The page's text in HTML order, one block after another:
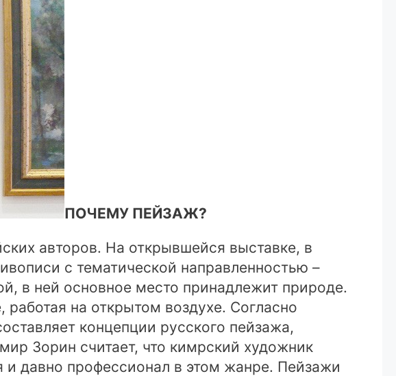
ПОЧЕМУ ПЕЙЗАЖ?
авторов. На открывшейся выставке, в
с тематической направленностью –
в ней основное место принадлежит природе.
работая на открытом воздухе. Согласно
концепции русского пейзажа,
Зорин считает, что кимрский художник
давно профессионал в этом жанре. Пейзажи